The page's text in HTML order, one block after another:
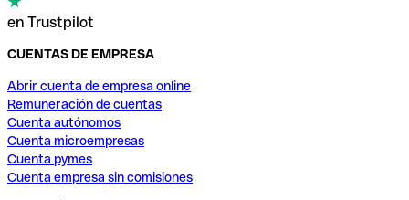
en Trustpilot
CUENTAS DE EMPRESA
Abrir cuenta de empresa online
Remuneración de cuentas
Cuenta autónomos
Cuenta microempresas
Cuenta pymes
Cuenta empresa sin comisiones